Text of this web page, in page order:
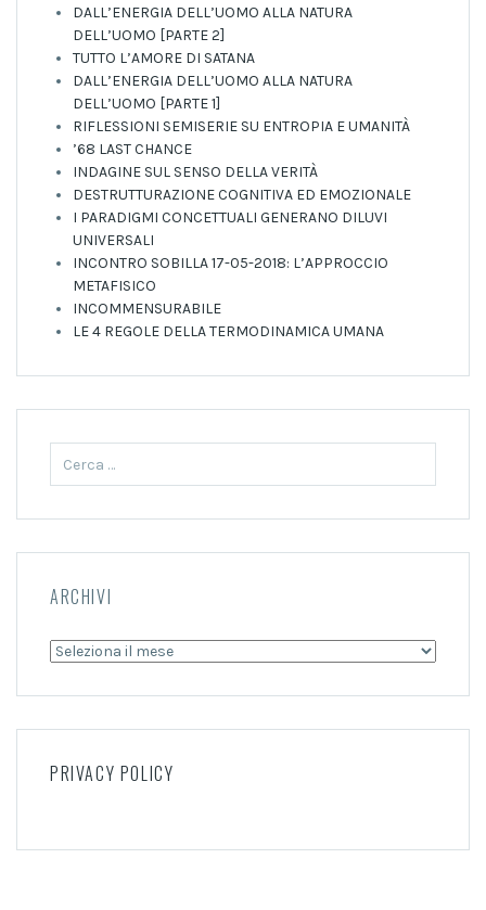
DALL’ENERGIA DELL’UOMO ALLA NATURA
DELL’UOMO [PARTE 2]
TUTTO L’AMORE DI SATANA
DALL’ENERGIA DELL’UOMO ALLA NATURA
DELL’UOMO [PARTE 1]
RIFLESSIONI SEMISERIE SU ENTROPIA E UMANITÀ
’68 LAST CHANCE
INDAGINE SUL SENSO DELLA VERITÀ
DESTRUTTURAZIONE COGNITIVA ED EMOZIONALE
I PARADIGMI CONCETTUALI GENERANO DILUVI
UNIVERSALI
INCONTRO SOBILLA 17-05-2018: L’APPROCCIO
METAFISICO
INCOMMENSURABILE
LE 4 REGOLE DELLA TERMODINAMICA UMANA
per:
ARCHIVI
Archivi
PRIVACY POLICY